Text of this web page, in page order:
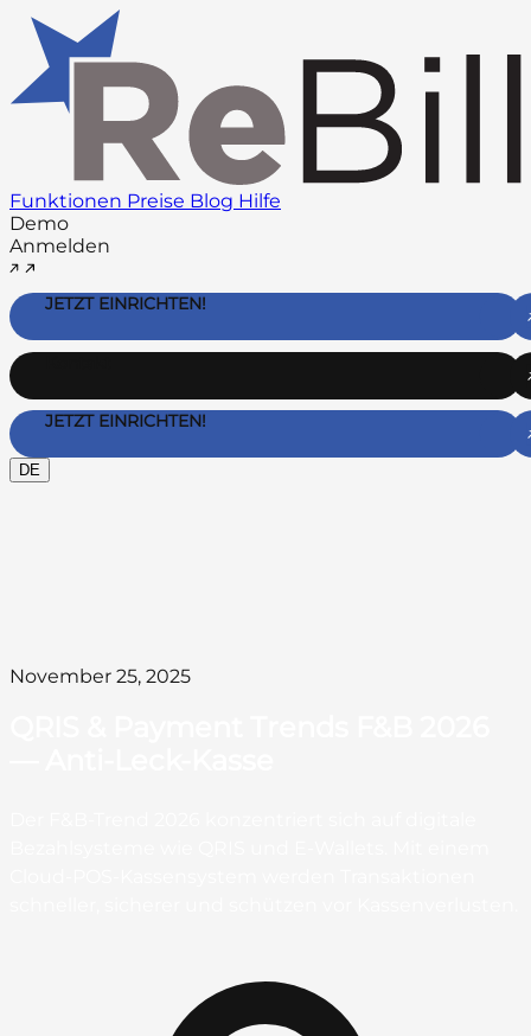
Funktionen Preise Blog Hilfe
Demo
Anmelden
JETZT EINRICHTEN!
JETZT EINRICHTEN!
DE
November 25, 2025